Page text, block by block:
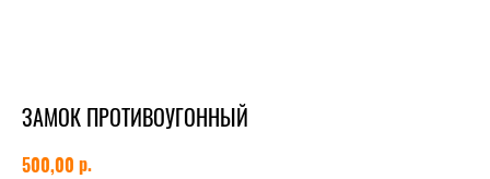
ЗАМОК ПРОТИВОУГОННЫЙ
500,00 р.